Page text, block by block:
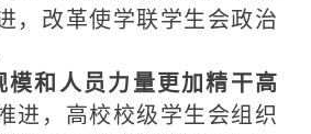
，改革使学联学生会政治
和人员力量更加精干高
进，高校校级学生会组织